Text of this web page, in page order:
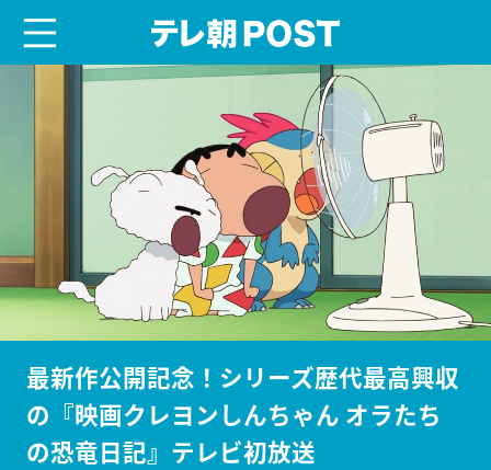
最新作公開記念！シリーズ歴代最高興収
の『映画クレヨンしんちゃん オラたち
の恐竜日記』テレビ初放送